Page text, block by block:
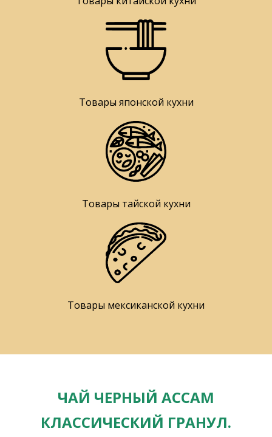
Товары японской кухни
Товары тайской кухни
Товары мексиканской кухни
ЧАЙ ЧЕРНЫЙ AССАМ
КЛАССИЧЕСКИЙ ГРАНУЛ.